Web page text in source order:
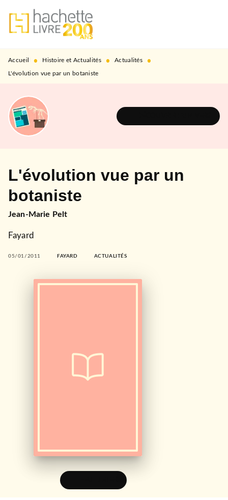
MENU RECHERCHE
PIED DE PAGE
Accueil • Histoire et Actualités • Actualités •
L'évolution vue par un botaniste
L'évolution vue par un
botaniste
Jean-Marie Pelt
Fayard
05/01/2011 FAYARD ACTUALITÉS